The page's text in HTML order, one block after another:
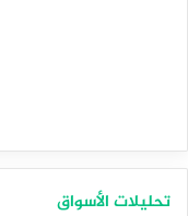
تحليلات الأسواق